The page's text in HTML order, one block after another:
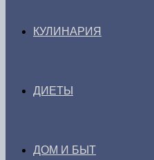
КУЛИНАРИЯ
ДИЕТЫ
ДОМ И БЫТ